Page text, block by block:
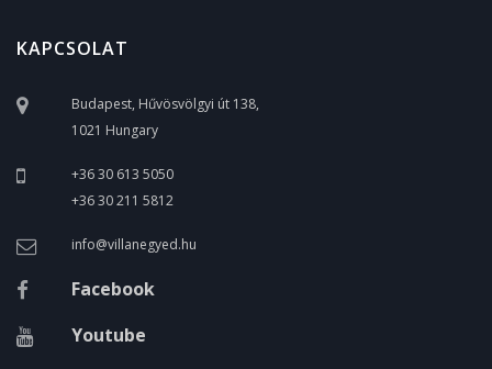
KAPCSOLAT
Budapest, Hűvösvölgyi út 138,
1021 Hungary
+36 30 613 5050
+36 30 211 5812
info@villanegyed.hu
Facebook
Youtube